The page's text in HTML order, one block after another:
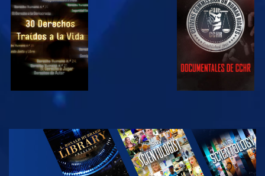
VE VE
VE
EXPLORA LAS
SERIES